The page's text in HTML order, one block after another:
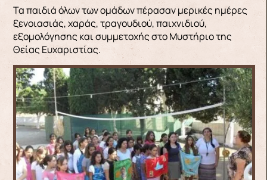
Τα παιδιά όλων των ομάδων πέρασαν μερικές ημέρες
ξενοιασιάς, χαράς, τραγουδιού, παιχνιδιού,
εξομολόγησης και συμμετοχής στο Μυστήριο της
Θείας Ευχαριστίας.